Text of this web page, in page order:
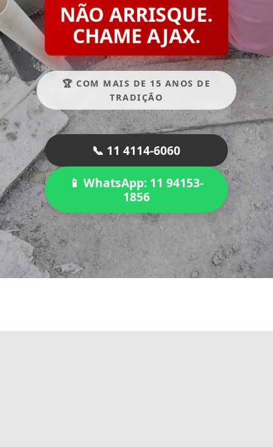
NÃO ARRISQUE.
CHAME AJAX.
🏆 COM MAIS DE 15 ANOS DE
TRADIÇÃO
📞 11 4114-6060
📱 WhatsApp: 11 94153-
1856